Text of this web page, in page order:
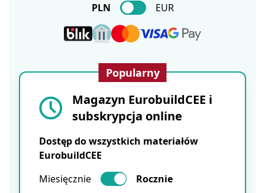
PLN EUR
Popularny
Magazyn EurobuildCEE i
subskrypcja online
Dostęp do wszystkich materiałów
EurobuildCEE
Miesięcznie
Rocznie